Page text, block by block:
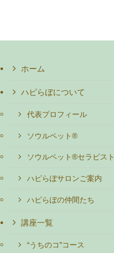
ホーム
ハピらぼについて
代表プロフィール
ソウルペット®
ソウルペット®セラピスト
ハピらぼサロンご案内
ハピらぼの仲間たち
講座一覧
“うちのコ”コース